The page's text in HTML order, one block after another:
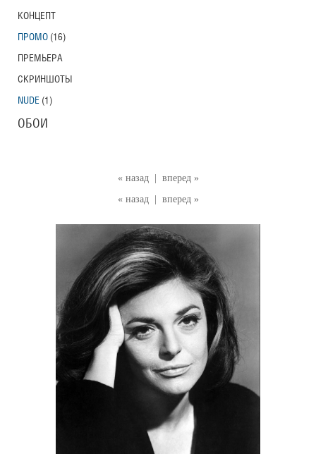
« назад
вперед »
« назад
вперед »
КОНЦЕПТ
ПРОМО (16)
ПРЕМЬЕРА
СКРИНШОТЫ
NUDE (1)
ОБОИ